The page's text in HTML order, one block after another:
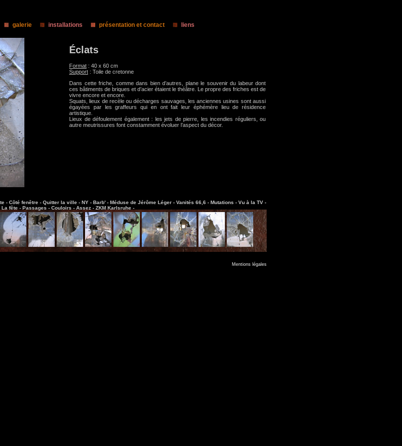
galerie installations présentation et contact liens
Éclats
Format : 40 x 60 cm
Support : Toile de cretonne
Dans cette friche, comme dans bien d’autres, plane le souvenir du labeur dont
ces bâtiments de briques et d’acier étaient le théâtre. Le propre des friches est de
vivre encore et encore.
Squats, lieux de recèle ou décharges sauvages, les anciennes usines sont aussi
égayées par les graffeurs qui en ont fait leur éphémère lieu de résidence
artistique.
Lieux de défoulement également : les jets de pierre, les incendies réguliers, ou
autre meutrissures font constamment évoluer l’aspect du décor.
- Côté fenêtre - Quitter la ville - NY - Barb' - Méduse de Jérôme Léger - Vanités 66,6 - Mutations - Vu à la TV -
La fête - Passages - Couloirs - Assez - ZKM Karlsruhe -
Mentions légales